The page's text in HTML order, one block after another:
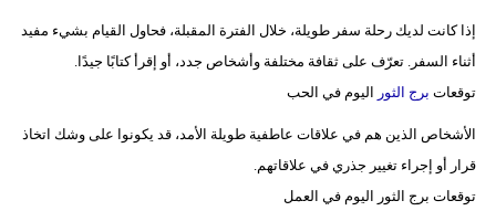
إذا كانت لديك رحلة سفر طويلة، خلال الفترة المقبلة، فحاول القيام بشيء مفيد
أثناء السفر. تعرّف على ثقافة مختلفة وأشخاص جدد، أو إقرأ كتابًا جيدًا.
توقعات برج الثور اليوم في الحب
الأشخاص الذين هم في علاقات عاطفية طويلة الأمد، قد يكونوا على وشك اتخاذ
قرار أو إجراء تغيير جذري في علاقاتهم.
توقعات برج الثور اليوم في العمل